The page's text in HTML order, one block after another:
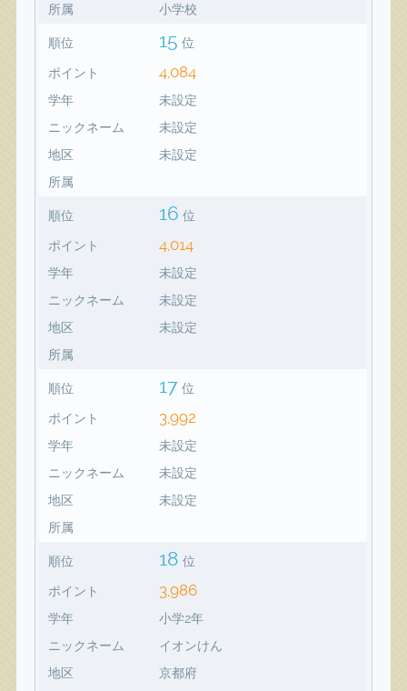
所属 小学校
順位 15 位
ポイント 4,084
学年
未設定
ニックネーム
未設定
地区
未設定
所属
順位 16 位
ポイント 4,014
学年
未設定
ニックネーム
未設定
地区
未設定
所属
順位 17 位
ポイント 3,992
学年
未設定
ニックネーム
未設定
地区
未設定
所属
順位 18 位
ポイント 3,986
学年
小学2年
ニックネーム
イオンけん
地区
京都府